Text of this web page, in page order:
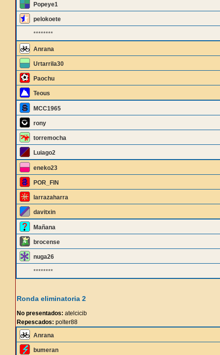
Popeye1
pelokoete
********
Anrana
Urtarrila30
Paochu
Teous
MCC1965
rony
torremocha
Luiago2
eneko23
POR_FIN
larrazaharra
davitxin
Mañana
brocense
nuga26
********
Ronda eliminatoria 2
No presentados: atelcicib
Repescados: polter88
Anrana
bumeran